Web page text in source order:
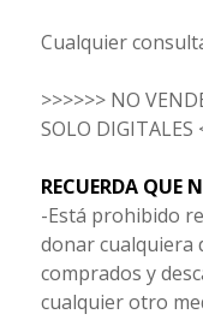
Cualquier
>>>>>> NO
SOLO DIGITALES
RECUERDA QUE
-Está prohibido
donar cualquiera
comprados y
cualquier otro